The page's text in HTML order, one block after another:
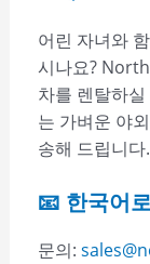
어린 자녀와
시나요?
차를 렌탈하
는 가벼운 야
송해 드립니다.
📧 한국어
문의: